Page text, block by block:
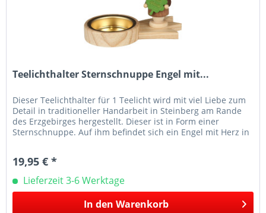
Teelichthalter Sternschnuppe Engel mit...
Dieser Teelichthalter für 1 Teelicht wird mit viel Liebe zum
Detail in traditioneller Handarbeit in Steinberg am Rande
des Erzgebirges hergestellt. Dieser ist in Form einer
Sternschnuppe. Auf ihm befindet sich ein Engel mit Herz in
19,95 € *
Lieferzeit 3-6 Werktage
In den Warenkorb